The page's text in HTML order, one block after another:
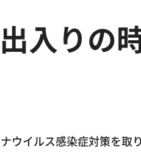
出入りの
ウイルス感染症対策を取